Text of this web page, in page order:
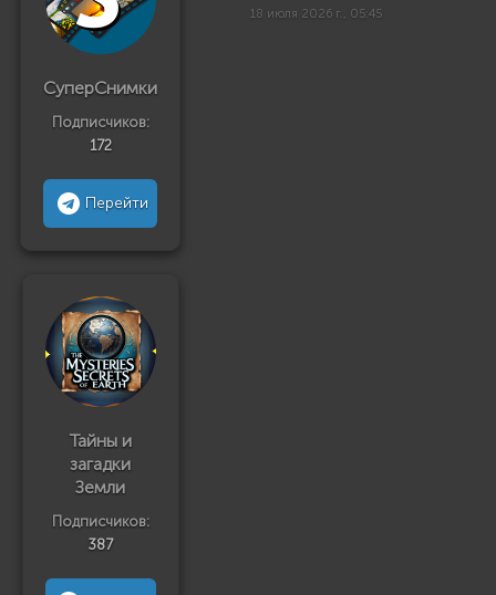
СуперСнимки
Подписчиков:
172
Перейти
Тайны и
загадки
Земли
Подписчиков:
387
18 июля 2026 г., 05:45